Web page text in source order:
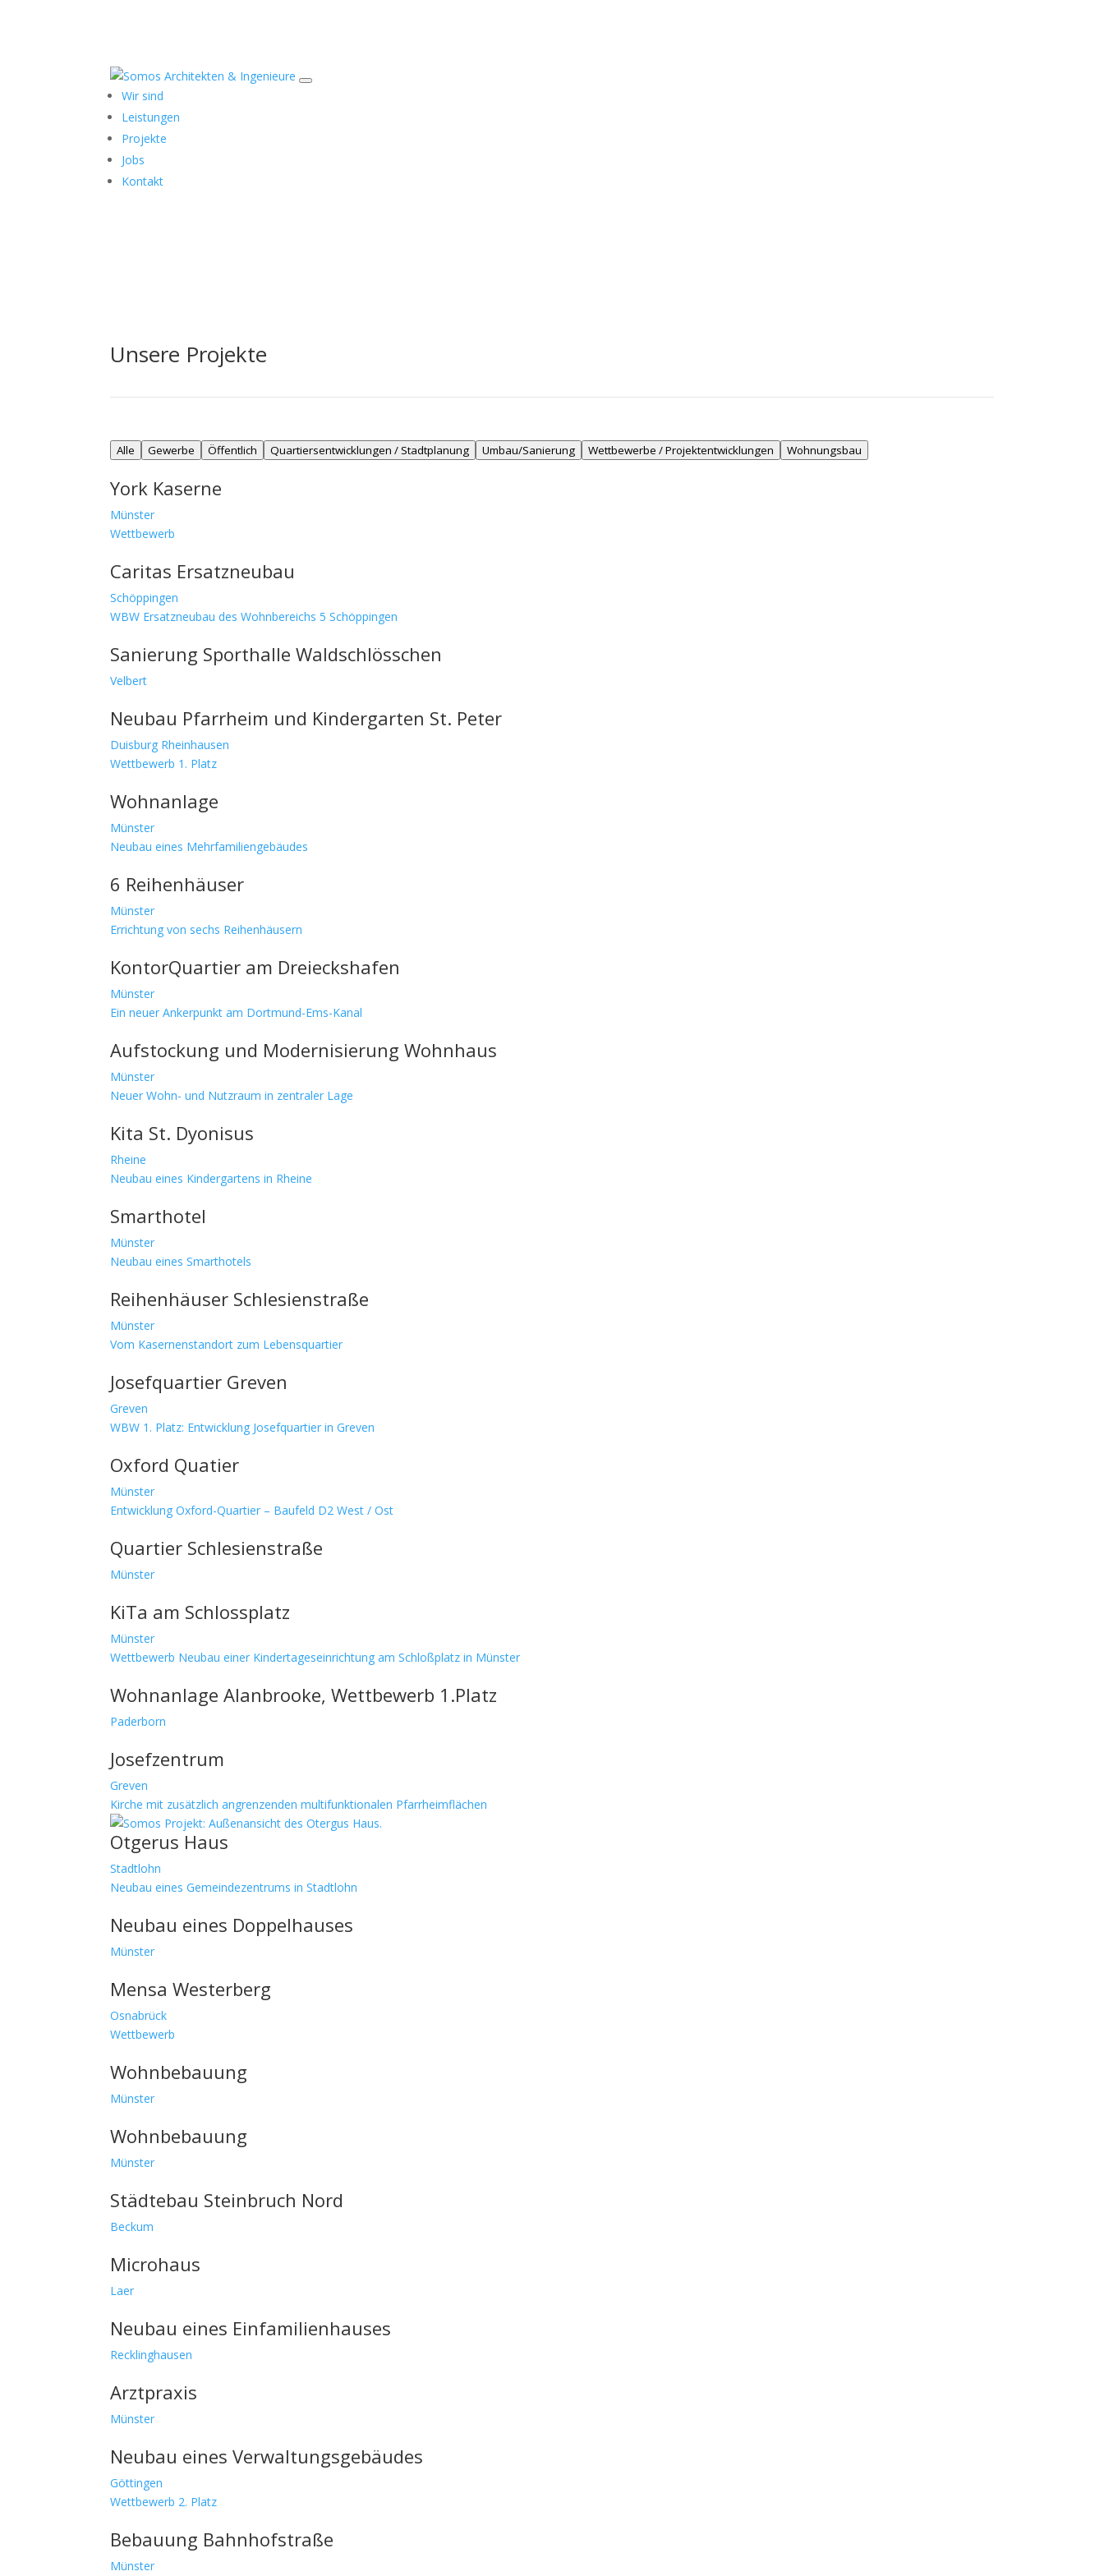
Wir sind
Leistungen
Projekte
Jobs
Kontakt
Unsere Projekte
Alle Gewerbe Öffentlich Quartiersentwicklungen / Stadtplanung Umbau/Sanierung Wettbewerbe / Projektentwicklungen Wohnungsbau
York Kaserne
Münster
Wettbewerb
Caritas Ersatzneubau
Schöppingen
WBW Ersatzneubau des Wohnbereichs 5 Schöppingen
Sanierung Sporthalle Waldschlösschen
Velbert
Neubau Pfarrheim und Kindergarten St. Peter
Duisburg Rheinhausen
Wettbewerb 1. Platz
Wohnanlage
Münster
Neubau eines Mehrfamiliengebäudes
6 Reihenhäuser
Münster
Errichtung von sechs Reihenhäusern
KontorQuartier am Dreieckshafen
Münster
Ein neuer Ankerpunkt am Dortmund-Ems-Kanal
Aufstockung und Modernisierung Wohnhaus
Münster
Neuer Wohn- und Nutzraum in zentraler Lage
Kita St. Dyonisus
Rheine
Neubau eines Kindergartens in Rheine
Smarthotel
Münster
Neubau eines Smarthotels
Reihenhäuser Schlesienstraße
Münster
Vom Kasernenstandort zum Lebensquartier
Josefquartier Greven
Greven
WBW 1. Platz: Entwicklung Josefquartier in Greven
Oxford Quatier
Münster
Entwicklung Oxford-Quartier – Baufeld D2 West / Ost
Quartier Schlesienstraße
Münster
KiTa am Schlossplatz
Münster
Wettbewerb Neubau einer Kindertageseinrichtung am Schloßplatz in Münster
Wohnanlage Alanbrooke, Wettbewerb 1.Platz
Paderborn
Josefzentrum
Greven
Kirche mit zusätzlich angrenzenden multifunktionalen Pfarrheimflächen
Otgerus Haus
Stadtlohn
Neubau eines Gemeindezentrums in Stadtlohn
Neubau eines Doppelhauses
Münster
Mensa Westerberg
Osnabrück
Wettbewerb
Wohnbebauung
Münster
Wohnbebauung
Münster
Städtebau Steinbruch Nord
Beckum
Microhaus
Laer
Neubau eines Einfamilienhauses
Recklinghausen
Arztpraxis
Münster
Neubau eines Verwaltungsgebäudes
Göttingen
Wettbewerb 2. Platz
Bebauung Bahnhofstraße
Münster